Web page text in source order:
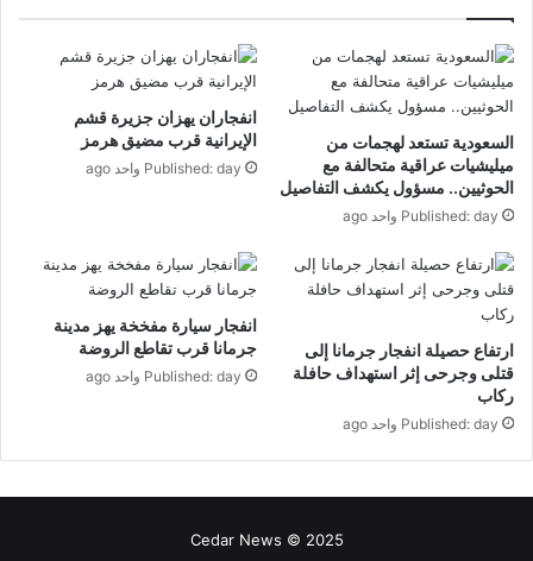
السعودية تستعد لهجمات من
ميليشيات عراقية متحالفة مع
الحوثيين.. مسؤول يكشف التفاصيل
Published: day واحد ago
انفجاران يهزان جزيرة قشم
الإيرانية قرب مضيق هرمز
Published: day واحد ago
ارتفاع حصيلة انفجار جرمانا إلى
قتلى وجرحى إثر استهداف حافلة
ركاب
Published: day واحد ago
انفجار سيارة مفخخة يهز مدينة
جرمانا قرب تقاطع الروضة
Published: day واحد ago
Cedar News © 2025